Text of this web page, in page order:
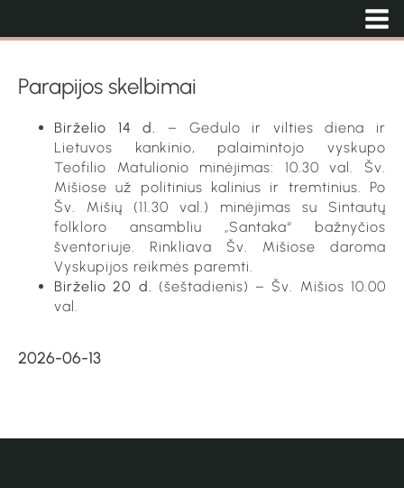
Parapijos skelbimai
Birželio 14 d.
– Gedulo ir vilties diena ir
Lietuvos kankinio, palaimintojo vyskupo
Teofilio Matulionio minėjimas: 10.30 val. Šv.
Mišiose už politinius kalinius ir tremtinius. Po
Šv. Mišių (11.30 val.) minėjimas su Sintautų
folkloro ansambliu „Santaka“ bažnyčios
šventoriuje. Rinkliava Šv. Mišiose daroma
Vyskupijos reikmės paremti.
Birželio 20 d. (šeštadienis) – Šv. Mišios 10.00
val.
2026-06-13